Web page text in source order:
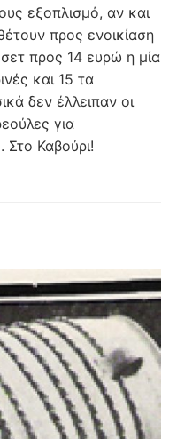
εξοπλισμό, αν και
προς ενοικίαση
προς 14 ευρώ η μία
και 15 τα
δεν έλλειπαν οι
για
Στο Καβούρι!